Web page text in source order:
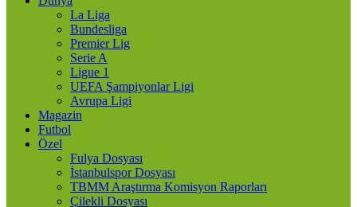
La Liga
Bundesliga
Premier Lig
Serie A
Ligue 1
UEFA Şampiyonlar Ligi
Avrupa Ligi
Magazin
Futbol
Özel
Fulya Dosyası
İstanbulspor Dosyası
TBMM Araştırma Komisyon Raporları
Çilekli Dosyası